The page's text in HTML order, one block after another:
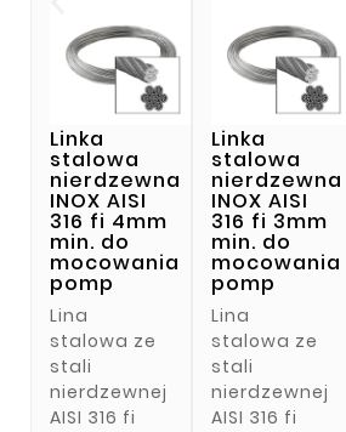
Linka
stalowa
nierdzewna
INOX AISI
316 fi 4mm
min. do
mocowania
pomp
Lina
stalowa ze
stali
nierdzewnej
AISI 316 fi
Linka
stalowa
nierdzewna
INOX AISI
316 fi 3mm
min. do
mocowania
pomp
Lina
stalowa ze
stali
nierdzewnej
AISI 316 fi